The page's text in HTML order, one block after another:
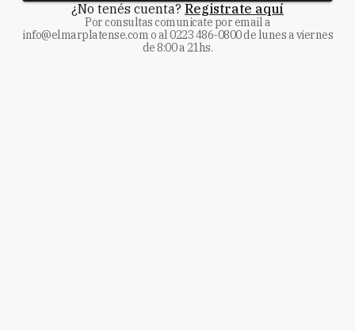
¿No tenés cuenta? Registrate aquí
Por consultas comunicate por email a
info@elmarplatense.como al0223 486-0800de lunes a viernes
de 8:00 a 21hs.